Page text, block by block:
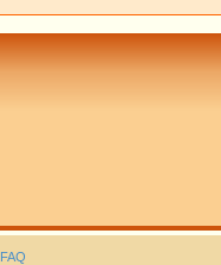
FAQ